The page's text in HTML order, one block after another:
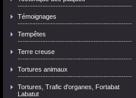
Témoignages
Tempêtes
Terre creuse
Tortures animaux
Tortures, Trafic d'organes, Fortabat
Labatut